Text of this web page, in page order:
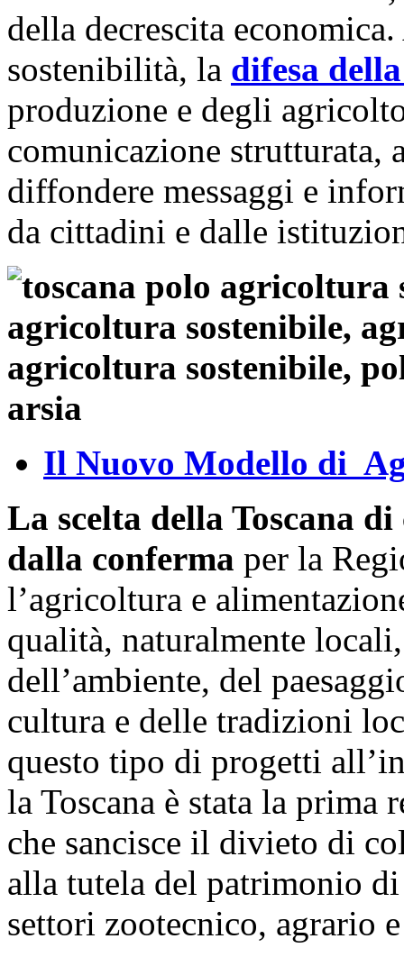
della decrescita
sostenibilità, la difesa
produzione e degli
comunicazione strutturata,
diffondere messaggi e
da cittadini e dalle
Il Nuovo Modello di
La scelta della Toscana di
dalla conferma per la
l’agricoltura e
qualità, naturalmente
dell’ambiente, del
cultura e delle tradizioni
questo tipo di progetti
la Toscana è stata la prima
che sancisce il divieto di
alla tutela del patrimonio
settori zootecnico, agrario